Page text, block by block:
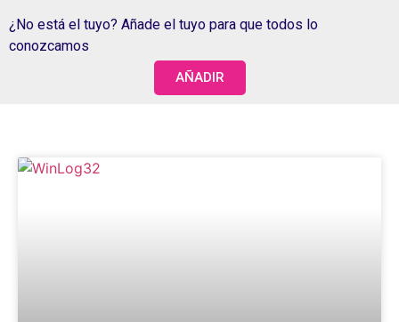
¿No está el tuyo? Añade el tuyo para que todos lo
conozcamos
AÑADIR